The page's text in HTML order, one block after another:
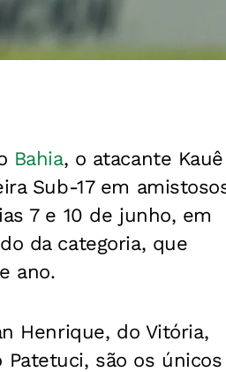
Bahia, o atacante Kauê
Sub-17 em
7 e 10 de junho, em
da categoria, que
ano.
Henrique, do Vitória,
são os únicos